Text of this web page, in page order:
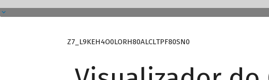
Z7_L9KEH4O0LORH80ALCLTPF80SN0